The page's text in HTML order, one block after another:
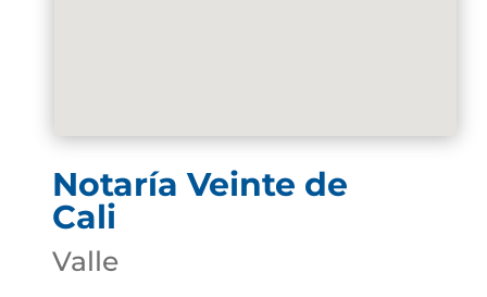
Notaría Veinte de
Cali
Valle